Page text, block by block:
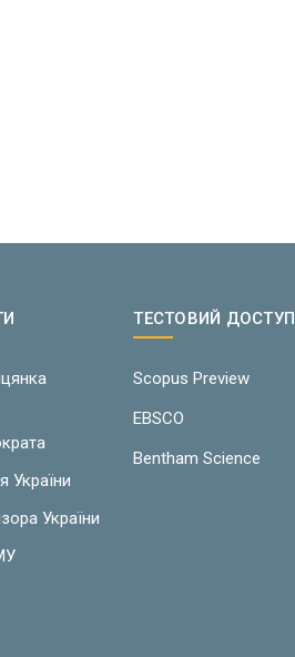
України
України
ТЕСТОВИЙ ДОСТУП
Scopus Preview
EBSCO
Bentham Science